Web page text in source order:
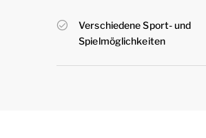
Verschiedene Sport- und
Spielmöglichkeiten